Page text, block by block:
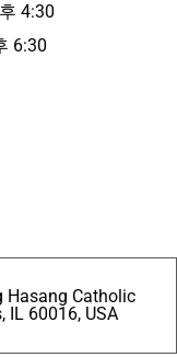
4:30
6:30
Hasang Catholic
IL 60016, USA